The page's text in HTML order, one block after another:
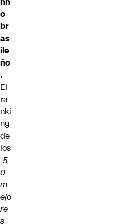
o
br
as
ile
ño
.
El
ra
nki
ng
de
los
5
0
m
ejo
re
s